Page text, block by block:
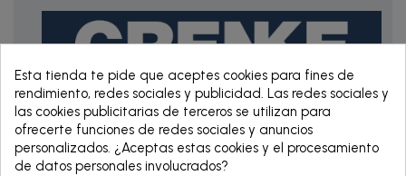
RENTING DE 12
HASTA 60 MESES
Esta tienda te pide que aceptes cookies para fines de
rendimiento, redes sociales y publicidad. Las redes sociales y
las cookies publicitarias de terceros se utilizan para
ofrecerte funciones de redes sociales y anuncios
personalizados. ¿Aceptas estas cookies y el procesamiento
de datos personales involucrados?